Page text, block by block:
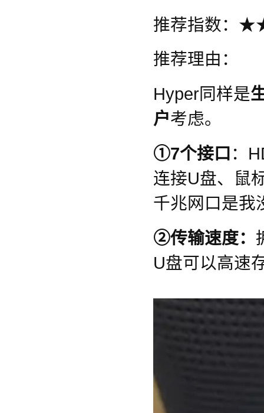
推荐指数
推荐理由：
Hyper同样是
户考虑。
①7个接口 ：
连接U盘、鼠
千兆网口是我
②传输速度：
U盘可以高速